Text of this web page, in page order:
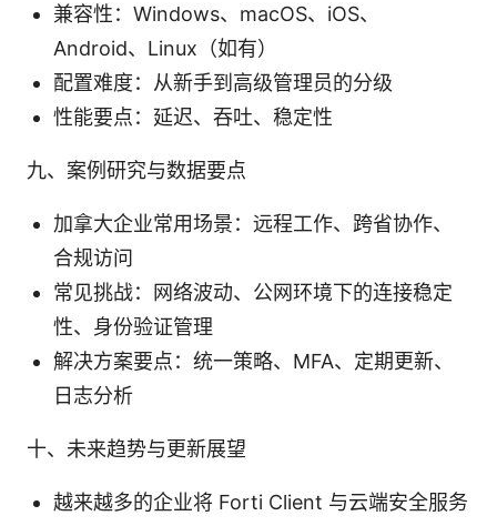
兼容性：Windows、macOS、iOS、
Android、Linux（如有）
配置难度：从新手到高级管理员的分级
性能要点：延迟、吞吐、稳定性
九、案例研究与数据要点
加拿大企业常用场景：远程工作、跨省协作、
合规访问
常见挑战：网络波动、公网环境下的连接稳定
性、身份验证管理
解决方案要点：统一策略、MFA、定期更新、
日志分析
十、未来趋势与更新展望
越来越多的企业将 Forti Client 与云端安全服务